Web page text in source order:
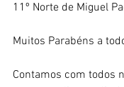
11º Norte de Miguel
Muitos Parabéns a
Contamos com todos